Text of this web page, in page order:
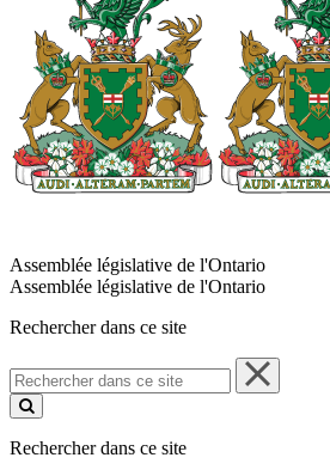
Assemblée législative de l'Ontario
Assemblée législative de l'Ontario
Rechercher dans ce site
Rechercher
dans
ce
Rechercher dans ce site